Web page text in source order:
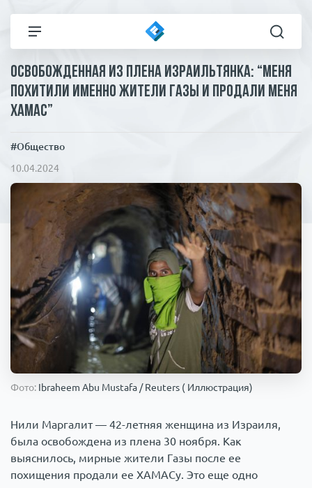
Все новости
Экономика
Общество
Коронавирус
Происшествия
Армия
Технологии
Пресса
Статьи
ЧП И КРИМИНАЛ
1000 мелочей
Освобожденная из плена израильтянка: “Меня
похитили именно жители Газы и продали меня
ХАМАС”
#Общество
10.04.2024
Фото: Ibraheem Abu Mustafa / Reuters ( Иллюстрация)
Нили Маргалит — 42-летняя женщина из Израиля,
была освобождена из плена 30 ноября. Как
выяснилось, мирные жители Газы после ее
похищения продали ее ХАМАСу. Это еще одно